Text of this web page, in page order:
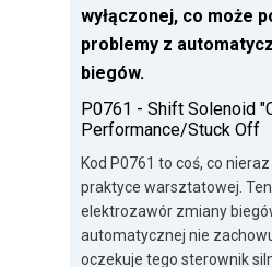
wyłączonej, co może
problemy z
biegów.
P0761 - Shift Solenoid
Performance/Stuck Off
Kod P0761 to coś, co
praktyce warsztatowej.
elektrozawór zmiany
automatycznej nie
oczekuje tego sterownik